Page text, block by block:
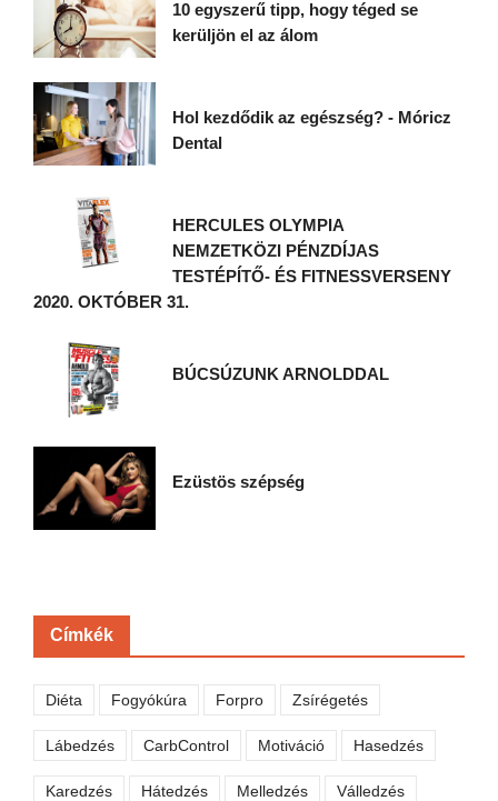
10 egyszerű tipp, hogy téged se
kerüljön el az álom
Hol kezdődik az egészség? - Móricz
Dental
HERCULES OLYMPIA
NEMZETKÖZI PÉNZDÍJAS
TESTÉPÍTŐ- ÉS FITNESSVERSENY
2020. OKTÓBER 31.
BÚCSÚZUNK ARNOLDDAL
Ezüstös szépség
Címkék
Diéta Fogyókúra Forpro Zsírégetés
Lábedzés CarbControl Motiváció Hasedzés
Karedzés Hátedzés Melledzés Válledzés